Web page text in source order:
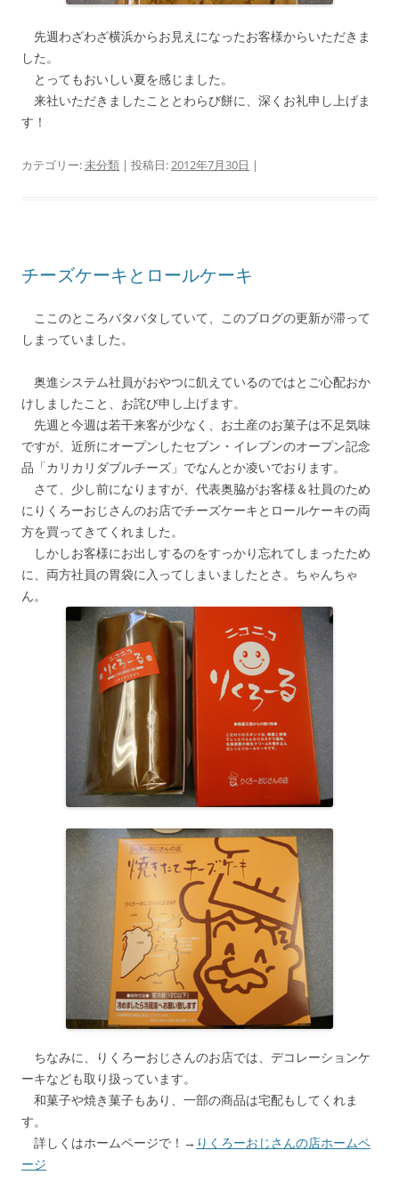
先週わざわざ横浜からお見えになったお客様からいただきま
した。
とってもおいしい夏を感じました。
来社いただきましたこととわらび餅に、深くお礼申し上げま
す！
カテゴリー:未分類 | 投稿日:2012年7月30日 |
チーズケーキとロールケーキ
ここのところバタバタしていて、このブログの更新が滞って
しまっていました。
奥進システム社員がおやつに飢えているのではとご心配おか
けしましたこと、お詫び申し上げます。
先週と今週は若干来客が少なく、お土産のお菓子は不足気味
ですが、近所にオープンしたセブン・イレブンのオープン記念
品「カリカリダブルチーズ」でなんとか凌いでおります。
さて、少し前になりますが、代表奥脇がお客様＆社員のため
にりくろーおじさんのお店でチーズケーキとロールケーキの両
方を買ってきてくれました。
しかしお客様にお出しするのをすっかり忘れてしまったため
に、両方社員の胃袋に入ってしまいましたとさ。ちゃんちゃ
ん。
ちなみに、りくろーおじさんのお店では、デコレーションケ
ーキなども取り扱っています。
和菓子や焼き菓子もあり、一部の商品は宅配もしてくれま
す。
詳しくはホームページで！→ りくろーおじさんの店ホームペ
ージ